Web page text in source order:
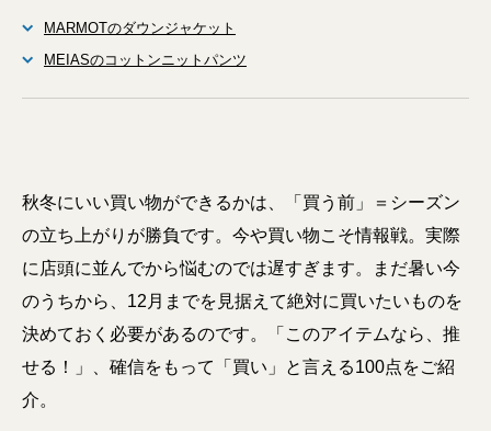
MARMOTのダウンジャケット
MEIASのコットンニットパンツ
秋冬にいい買い物ができるかは、「買う前」＝シーズン
の立ち上がりが勝負です。今や買い物こそ情報戦。実際
に店頭に並んでから悩むのでは遅すぎます。まだ暑い今
のうちから、12月までを見据えて絶対に買いたいものを
決めておく必要があるのです。「このアイテムなら、推
せる！」、確信をもって「買い」と言える100点をご紹
介。